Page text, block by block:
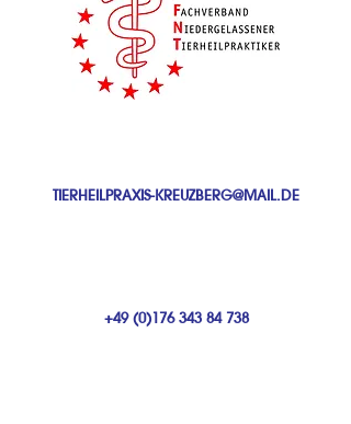
TIERHEILPRAXIS-KREUZBERG@MAIL.DE
+49 (0)176 343 84 738